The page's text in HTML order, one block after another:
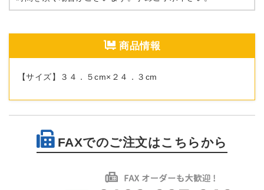
商品情報
【サイズ】３４．５cm×２４．３cm
FAXでのご注文はこちらから